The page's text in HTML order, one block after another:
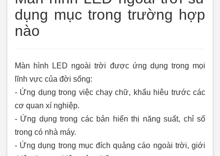
dụng mục trong trường hợp
nào
Màn hình LED ngoài trời được ứng dụng trong mọi
lĩnh vực của đời sống:
- Ứng dụng trong việc chạy chữ, khẩu hiêu trước các
cơ quan xí nghiệp.
- Ứng dụng trong các bản hiển thị năng suất, chỉ số
trong có nhà máy.
- Ứng dụng trong mục đích quảng cáo ngoài trời, giới